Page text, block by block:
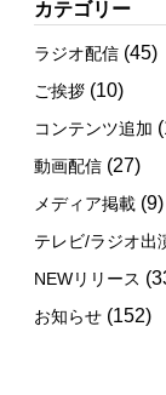
カテゴリー
ラジオ配信 (45)
ご挨拶 (10)
コンテンツ追加
動画配信 (27)
メディア掲載 (9)
テレビ/ラジオ出
NEWリリース
お知らせ (152)